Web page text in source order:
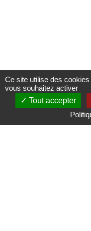
Ce site utilise des
vous souhaitez activer
Tout accepter